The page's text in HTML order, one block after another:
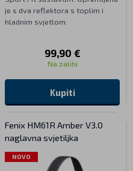
je s dva reflektora s toplim i
hladnim svjetlom.
99,90 €
Na zalihi
Kupiti
Fenix HM61R Amber V3.0
naglavna svjetiljka
NOVO